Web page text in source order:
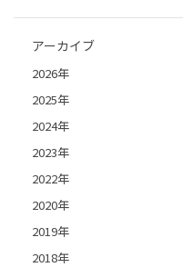
アーカイブ
2026年
2025年
2024年
2023年
2022年
2020年
2019年
2018年